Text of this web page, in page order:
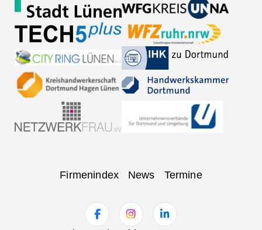
Firmenindex News Termine